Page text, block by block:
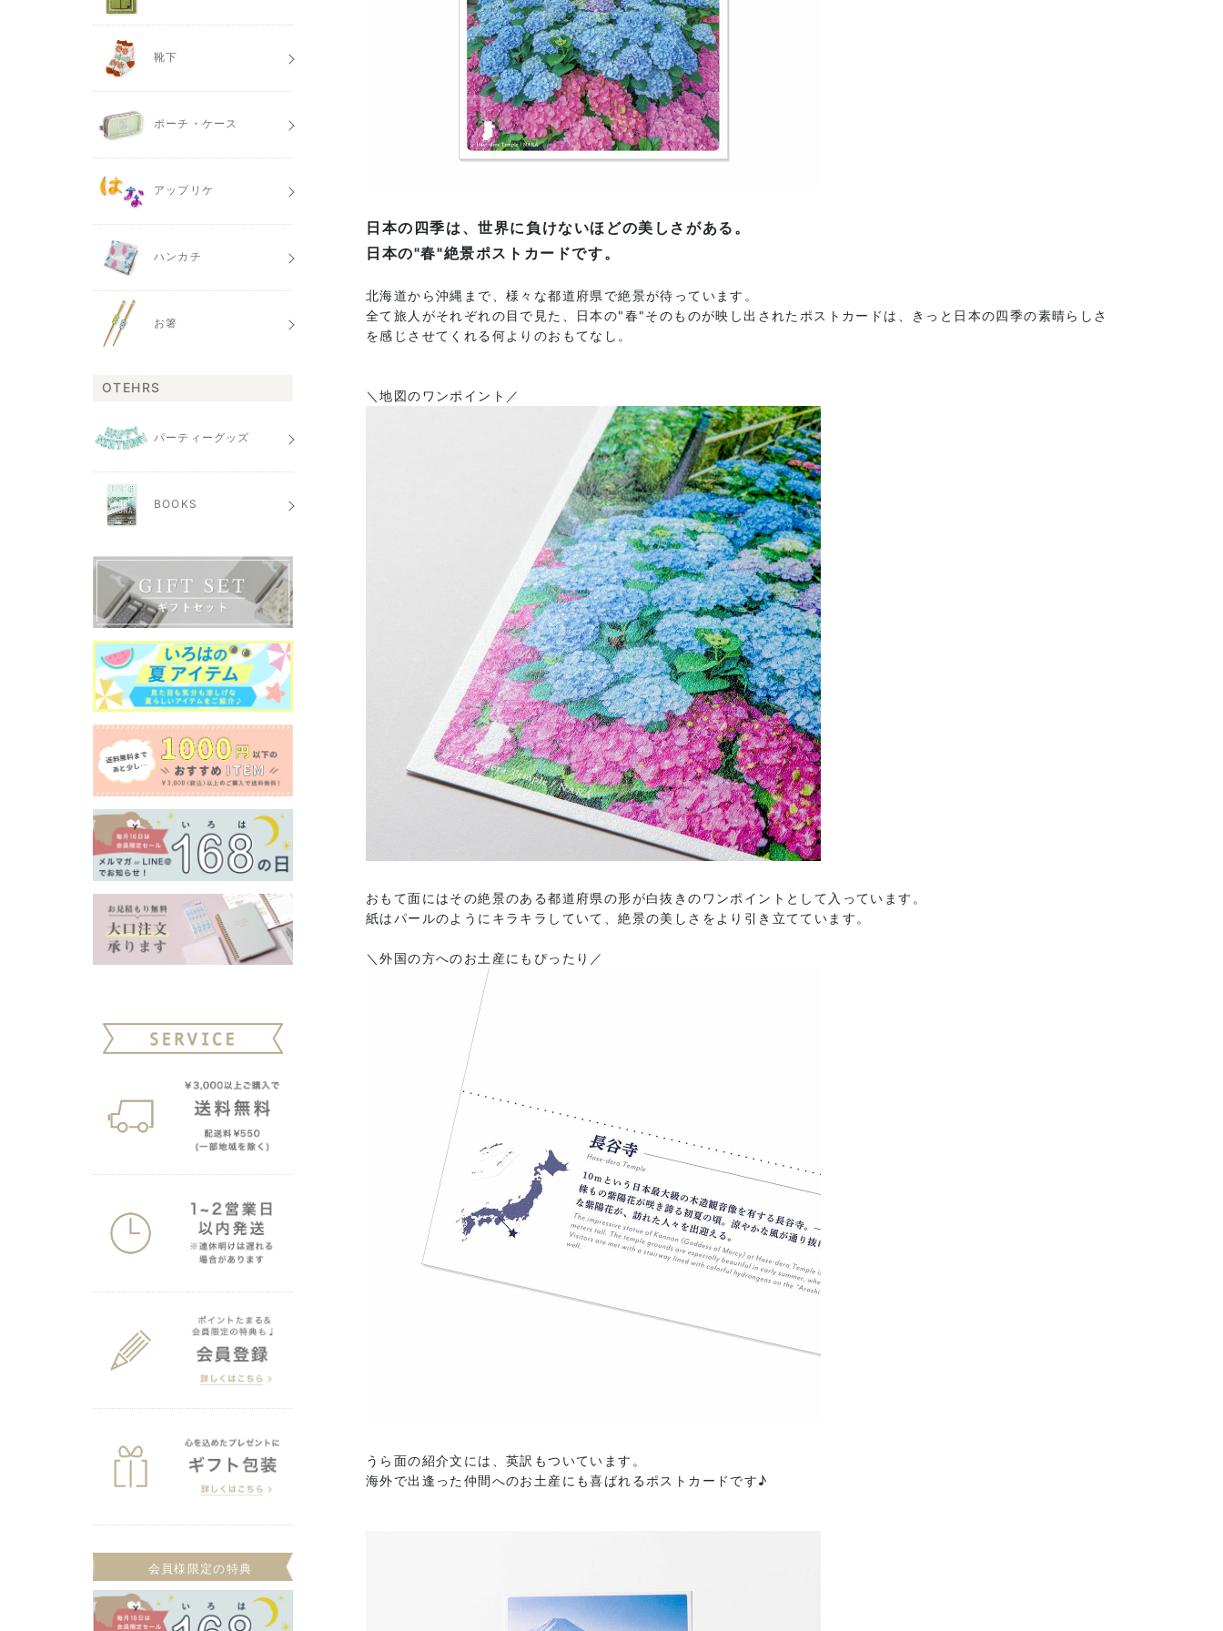
日本の四季は、世界に負けないほどの美しさがある。
日本の"春"絶景ポストカードです。
北海道から沖縄まで、様々な都道府県で絶景が待っています。
全て旅人がそれぞれの目で見た、日本の"春"そのものが映し出されたポストカードは、きっと日本の四季の素晴らしさ
を感じさせてくれる何よりのおもてなし。
＼地図のワンポイント／
おもて面にはその絶景のある都道府県の形が白抜きのワンポイントとして入っています。
紙はパールのようにキラキラしていて、絶景の美しさをより引き立てています。
＼外国の方へのお土産にもぴったり／
うら面の紹介文には、英訳もついています。
海外で出逢った仲間へのお土産にも喜ばれるポストカードです♪
靴下
ポーチ・ケース
アップリケ
ハンカチ
お箸
OTEHRS
パーティーグッズ
BOOKS
会員様限定の特典